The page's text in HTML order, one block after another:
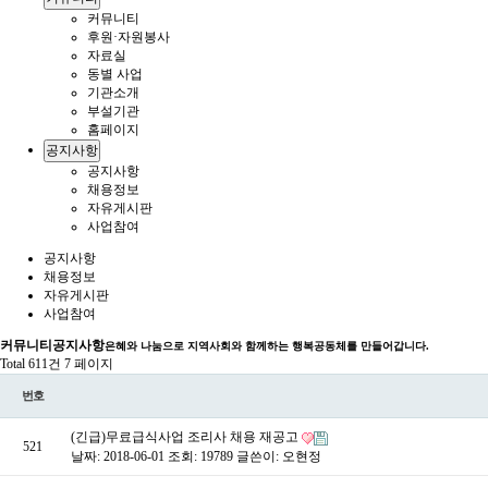
커뮤니티
후원·자원봉사
자료실
동별 사업
기관소개
부설기관
홈페이지
공지사항
공지사항
채용정보
자유게시판
사업참여
공지사항
채용정보
자유게시판
사업참여
커뮤니티 공지사항은혜와 나눔으로 지역사회와 함께하는 행복공동체를 만들어갑니다.
Total 611건 7 페이지
번호
521
(긴급)무료급식사업 조리사 채용 재공고
날짜: 2018-06-01 조회: 19789 글쓴이: 오현정